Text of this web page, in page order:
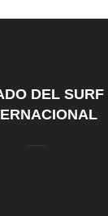
DEL